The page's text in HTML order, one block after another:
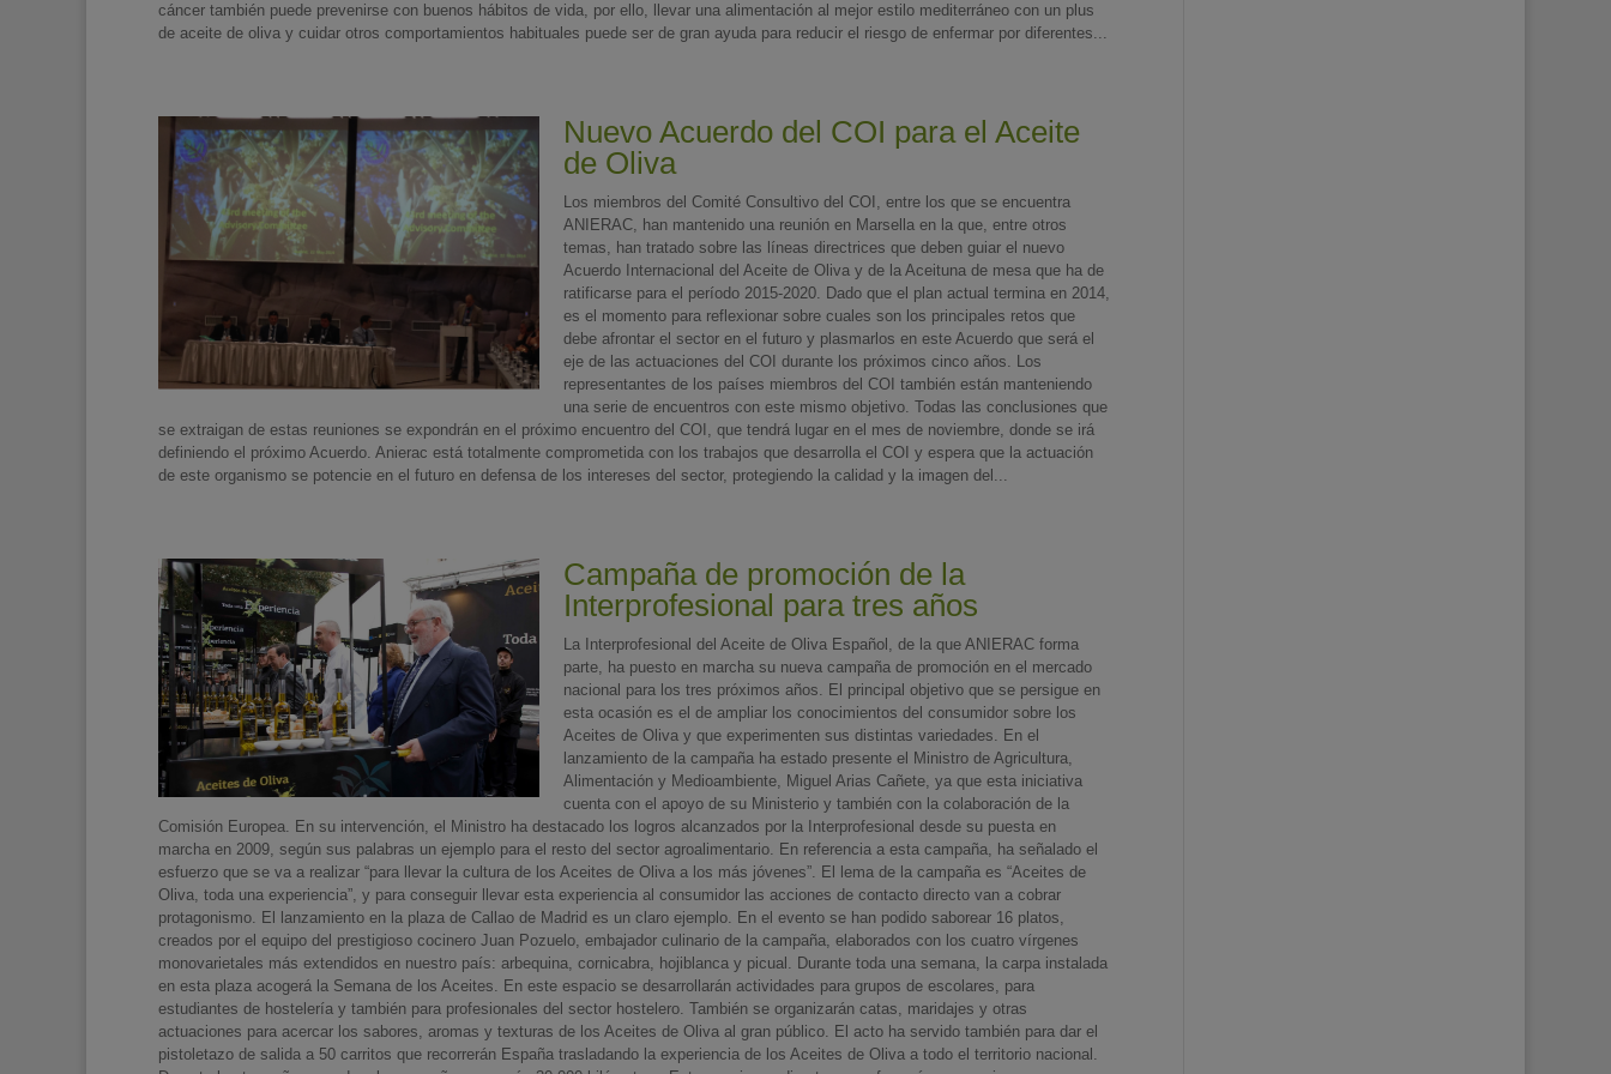
cáncer también puede prevenirse con buenos hábitos de vida, por ello, llevar una alimentación al mejor estilo mediterráneo con un plus
de aceite de oliva y cuidar otros comportamientos habituales puede ser de gran ayuda para reducir el riesgo de enfermar por diferentes...
Nuevo Acuerdo del COI para el Aceite
de Oliva
Los miembros del Comité Consultivo del COI, entre los que se encuentra
ANIERAC, han mantenido una reunión en Marsella en la que, entre otros
temas, han tratado sobre las líneas directrices que deben guiar el nuevo
Acuerdo Internacional del Aceite de Oliva y de la Aceituna de mesa que ha de
ratificarse para el período 2015-2020. Dado que el plan actual termina en 2014,
es el momento para reflexionar sobre cuales son los principales retos que
debe afrontar el sector en el futuro y plasmarlos en este Acuerdo que será el
eje de las actuaciones del COI durante los próximos cinco años. Los
representantes de los países miembros del COI también están manteniendo
una serie de encuentros con este mismo objetivo. Todas las conclusiones que
se extraigan de estas reuniones se expondrán en el próximo encuentro del COI, que tendrá lugar en el mes de noviembre, donde se irá
definiendo el próximo Acuerdo. Anierac está totalmente comprometida con los trabajos que desarrolla el COI y espera que la actuación
de este organismo se potencie en el futuro en defensa de los intereses del sector, protegiendo la calidad y la imagen del...
Campaña de promoción de la
Interprofesional para tres años
La Interprofesional del Aceite de Oliva Español, de la que ANIERAC forma
parte, ha puesto en marcha su nueva campaña de promoción en el mercado
nacional para los tres próximos años. El principal objetivo que se persigue en
esta ocasión es el de ampliar los conocimientos del consumidor sobre los
Aceites de Oliva y que experimenten sus distintas variedades. En el
lanzamiento de la campaña ha estado presente el Ministro de Agricultura,
Alimentación y Medioambiente, Miguel Arias Cañete, ya que esta iniciativa
cuenta con el apoyo de su Ministerio y también con la colaboración de la
Comisión Europea. En su intervención, el Ministro ha destacado los logros alcanzados por la Interprofesional desde su puesta en
marcha en 2009, según sus palabras un ejemplo para el resto del sector agroalimentario. En referencia a esta campaña, ha señalado el
esfuerzo que se va a realizar “para llevar la cultura de los Aceites de Oliva a los más jóvenes”. El lema de la campaña es “Aceites de
Oliva, toda una experiencia”, y para conseguir llevar esta experiencia al consumidor las acciones de contacto directo van a cobrar
protagonismo. El lanzamiento en la plaza de Callao de Madrid es un claro ejemplo. En el evento se han podido saborear 16 platos,
creados por el equipo del prestigioso cocinero Juan Pozuelo, embajador culinario de la campaña, elaborados con los cuatro vírgenes
monovarietales más extendidos en nuestro país: arbequina, cornicabra, hojiblanca y picual. Durante toda una semana, la carpa instalada
en esta plaza acogerá la Semana de los Aceites. En este espacio se desarrollarán actividades para grupos de escolares, para
estudiantes de hostelería y también para profesionales del sector hostelero. También se organizarán catas, maridajes y otras
actuaciones para acercar los sabores, aromas y texturas de los Aceites de Oliva al gran público. El acto ha servido también para dar el
pistoletazo de salida a 50 carritos que recorrerán España trasladando la experiencia de los Aceites de Oliva a todo el territorio nacional.